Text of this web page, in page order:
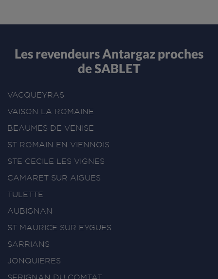
Les revendeurs Antargaz proches
de SABLET
VACQUEYRAS
VAISON LA ROMAINE
BEAUMES DE VENISE
ST ROMAIN EN VIENNOIS
STE CECILE LES VIGNES
CAMARET SUR AIGUES
TULETTE
AUBIGNAN
ST MAURICE SUR EYGUES
SARRIANS
JONQUIERES
SERIGNAN DU COMTAT